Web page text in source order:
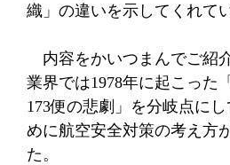
織」の違いを示してくれて
内容をかいつまんでご紹
業界では1978年に起こった
173便の悲劇」を分岐点に
めに航空安全対策の考え方
た。